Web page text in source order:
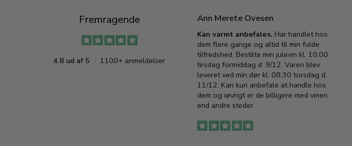
Fremragende
4.8 ud af 5 1100+ anmeldelser
Ann Merete Ovesen
Kan varmt anbefales. Har handlet hos
dem flere gange og altid til min fulde
tilfredshed. Bestilte min julevin kl. 10.00
tirsdag formiddag d. 9/12. Varen blev
leveret ved min dør kl. 08.30 torsdag d.
11/12. Kan kun anbefale at handle hos
dem og iøvrigt er de billigere med vinen
end andre steder.